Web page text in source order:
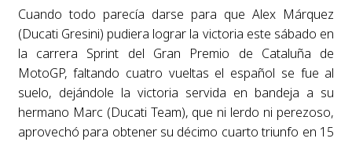
Cuando todo parecía darse para que Alex Márquez
(Ducati Gresini) pudiera lograr la victoria este sábado en
la carrera Sprint del Gran Premio de Cataluña de
MotoGP, faltando cuatro vueltas el español se fue al
suelo, dejándole la victoria servida en bandeja a su
hermano Marc (Ducati Team), que ni lerdo ni perezoso,
aprovechó para obtener su décimo cuarto triunfo en 15